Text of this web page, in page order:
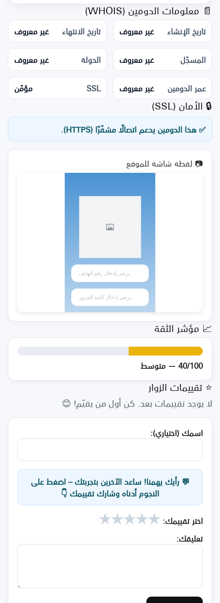
📄 معلومات الدومين (WHOIS)
تاريخ الإنشاء غير معروف تاريخ الانتهاء
غير معروف
المسجّل
غير معروف الدولة
غير معروف
عمر الدومين
غير معروف SSL مؤمّن
🔒 الأمان (SSL)
✅ هذا الدومين يدعم اتصالًا مشفّرًا (HTTPS).
📷 لقطة شاشة للموقع
📈 مؤشر الثقة
40/100 — متوسط
⭐ تقييمات الزوار
لا يوجد تقييمات بعد. كن أول من يقيّم! 😊
اسمك (اختياري):
💬 رأيك يهمنا! ساعد الآخرين بتجربتك – اضغط على
النجوم أدناه وشارك تقييمك 👇
اختر تقييمك: ★
★
★
★
★
تعليقك: